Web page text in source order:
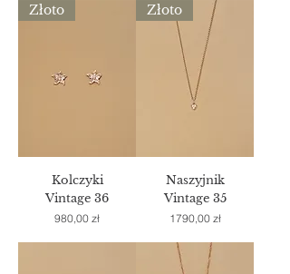
Złoto
Kolczyki
Vintage 36
Cena
980,00 zł
Złoto
Naszyjnik
Vintage 35
Cena
1790,00 zł